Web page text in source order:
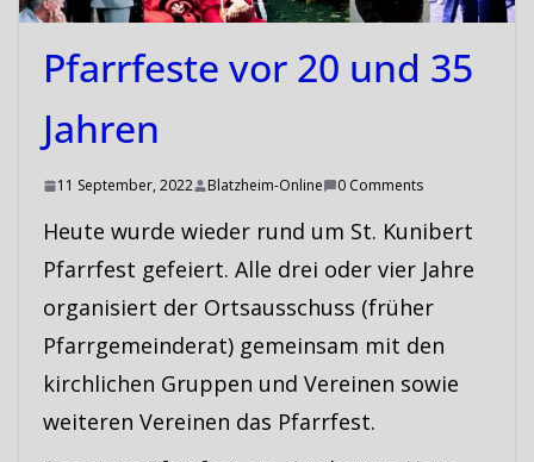
Pfarrfeste vor 20 und 35
Jahren
11 September, 2022 Blatzheim-Online 0 Comments
Heute wurde wieder rund um St. Kunibert
Pfarrfest gefeiert. Alle drei oder vier Jahre
organisiert der Ortsausschuss (früher
Pfarrgemeinderat) gemeinsam mit den
kirchlichen Gruppen und Vereinen sowie
weiteren Vereinen das Pfarrfest.